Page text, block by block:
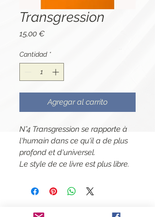
Transgression
15,00 €Precio
Cantidad *
Agregar al carrito
N°4 Transgression se rapporte à
l'humain dans ce qu'il a de plus
profond et d'universel.
Le style de ce livre est plus libre.